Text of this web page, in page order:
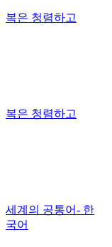
복은 청렴하고
복은 청렴하고
세계의 공통어- 한
국어